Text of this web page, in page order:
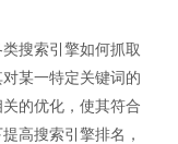
搜索引擎如何抓取
某一特定关键词的
的优化，使其符合
高搜索引擎排名，